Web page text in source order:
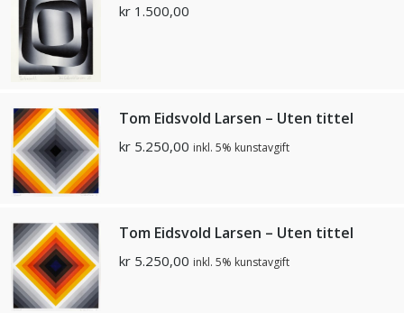
kr 1.500,00
Tom Eidsvold Larsen – Uten tittel
kr 5.250,00 inkl. 5% kunstavgift
Tom Eidsvold Larsen – Uten tittel
kr 5.250,00 inkl. 5% kunstavgift